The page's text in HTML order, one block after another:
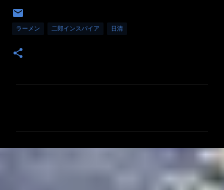
ラーメン 二郎インスパイア 日清